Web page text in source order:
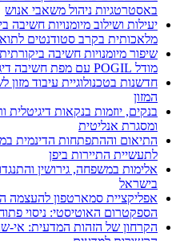
באסטרטגיות ניהול משאבי אנוש
יעילות ושילוב מיומנויות חשיבה
מלאכותית בקרב סטודנטים לתואר
שיפור מיומנויות חשיבה
מודל POGIL עם מפת חשיבה דיגיטלית
חדשנות בטכנולוגיית עיבוד מזון
המזון
בנקים, יוזמות בנקאות דיגיטלית
ומסגרת אנליטית
התיאום וההתפתחות הדינמית
לתעשיית התיירות ביפן
אלימות במשפחה, גירושין
בישראל
אפליקציית סמארטפון להעצמה
הספקטרום האוטיסטי: ניסוי
הקרחון של הזהות המדעית: אי-